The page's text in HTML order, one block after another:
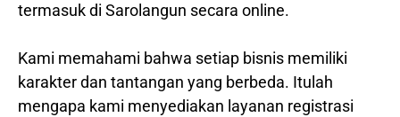
termasuk di Sarolangun secara online.
Kami memahami bahwa setiap bisnis memiliki
karakter dan tantangan yang berbeda. Itulah
mengapa kami menyediakan layanan registrasi